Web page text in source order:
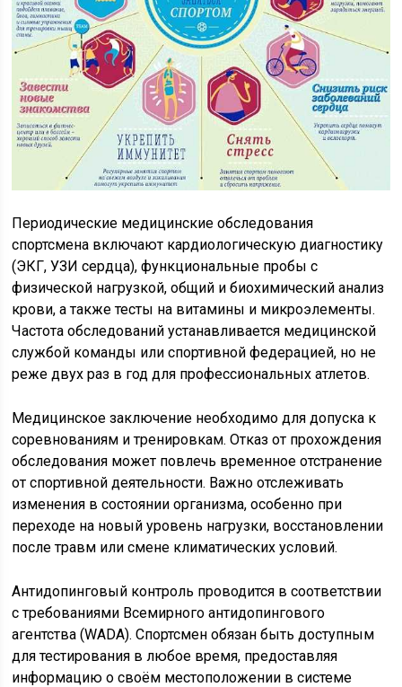
Периодические медицинские обследования
спортсмена включают кардиологическую диагностику
(ЭКГ, УЗИ сердца), функциональные пробы с
физической нагрузкой, общий и биохимический анализ
крови, а также тесты на витамины и микроэлементы.
Частота обследований устанавливается медицинской
службой команды или спортивной федерацией, но не
реже двух раз в год для профессиональных атлетов.
Медицинское заключение необходимо для допуска к
соревнованиям и тренировкам. Отказ от прохождения
обследования может повлечь временное отстранение
от спортивной деятельности. Важно отслеживать
изменения в состоянии организма, особенно при
переходе на новый уровень нагрузки, восстановлении
после травм или смене климатических условий.
Антидопинговый контроль проводится в соответствии
с требованиями Всемирного антидопингового
агентства (WADA). Спортсмен обязан быть доступным
для тестирования в любое время, предоставляя
информацию о своём местоположении в системе